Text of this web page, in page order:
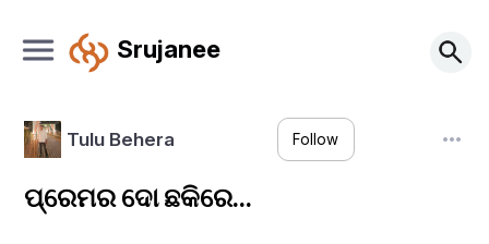
Srujanee
Tulu Behera Follow
ପ୍ରେମର ଦୋ ଛକିରେ...